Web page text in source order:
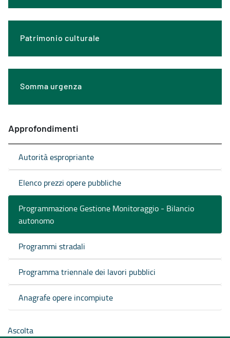
Patrimonio culturale
Somma urgenza
Approfondimenti
Autorità espropriante
Elenco prezzi opere pubbliche
Programmazione Gestione Monitoraggio - Bilancio
autonomo
Programmi stradali
Programma triennale dei lavori pubblici
Anagrafe opere incompiute
Ascolta